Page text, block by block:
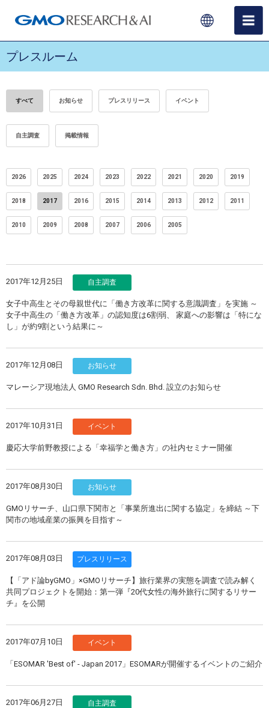
プレスルーム
すべて お知らせ プレスリリース イベント
自主調査 掲載情報
2026 2025 2024 2023 2022 2021 2020 2019
2018 2017 2016 2015 2014 2013 2012 2011
2010 2009 2008 2007 2006 2005
2017年12月25日 自主調査
女子中高生とその母親世代に「働き方改革に関する意識調査」を実施 ～
女子中高生の「働き方改革」の認知度は6割弱、 家庭への影響は「特にな
し」が約9割という結果に～
2017年12月08日 お知らせ
マレーシア現地法人 GMO Research Sdn. Bhd. 設立のお知らせ
2017年10月31日 イベント
慶応大学前野教授による「幸福学と働き方」の社内セミナー開催
2017年08月30日 お知らせ
GMOリサーチ、山口県下関市と「事業所進出に関する協定」を締結 ～下
関市の地域産業の振興を目指す～
2017年08月03日 プレスリリース
【「アド論byGMO」×GMOリサーチ】旅行業界の実態を調査で読み解く
共同プロジェクトを開始：第一弾『20代女性の海外旅行に関するリサー
チ』を公開
2017年07月10日 イベント
「ESOMAR 'Best of' - Japan 2017」ESOMARが開催するイベントのご紹介
2017年06月27日 自主調査